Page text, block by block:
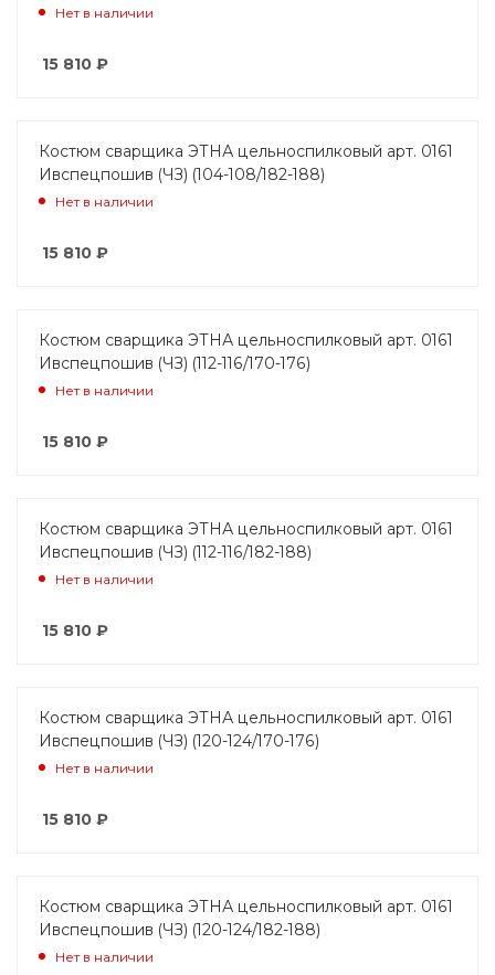
Нет в наличии
15 810 ₽
Костюм сварщика ЭТНА цельноспилковый арт. 0161
Ивспецпошив (ЧЗ) (104-108/182-188)
Нет в наличии
15 810 ₽
Костюм сварщика ЭТНА цельноспилковый арт. 0161
Ивспецпошив (ЧЗ) (112-116/170-176)
Нет в наличии
15 810 ₽
Костюм сварщика ЭТНА цельноспилковый арт. 0161
Ивспецпошив (ЧЗ) (112-116/182-188)
Нет в наличии
15 810 ₽
Костюм сварщика ЭТНА цельноспилковый арт. 0161
Ивспецпошив (ЧЗ) (120-124/170-176)
Нет в наличии
15 810 ₽
Костюм сварщика ЭТНА цельноспилковый арт. 0161
Ивспецпошив (ЧЗ) (120-124/182-188)
Нет в наличии